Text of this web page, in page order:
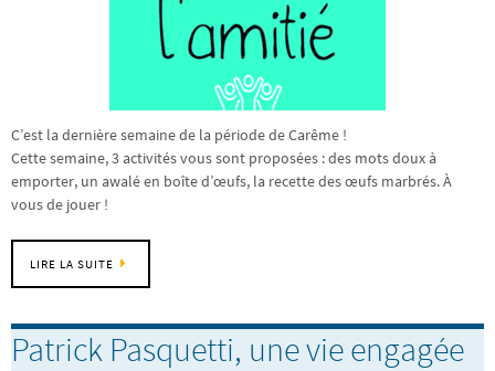
C’est la dernière semaine de la période de Carême !
Cette semaine, 3 activités vous sont proposées : des mots doux à
emporter, un awalé en boîte d’œufs, la recette des œufs marbrés. À
vous de jouer !
LIRE LA SUITE
Patrick Pasquetti, une vie engagée